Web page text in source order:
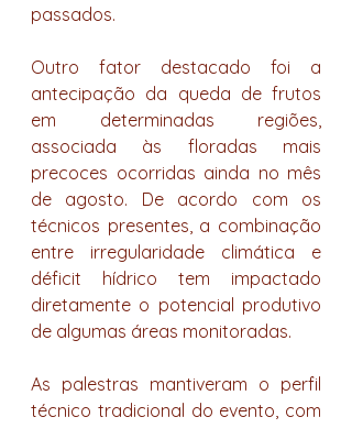
passados.
Outro fator destacado foi a
antecipação da queda de frutos
em determinadas regiões,
associada às floradas mais
precoces ocorridas ainda no mês
de agosto. De acordo com os
técnicos presentes, a combinação
entre irregularidade climática e
déficit hídrico tem impactado
diretamente o potencial produtivo
de algumas áreas monitoradas.
As palestras mantiveram o perfil
técnico tradicional do evento, com